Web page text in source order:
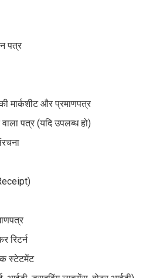
पत्र
मार्कशीट और प्रमाणपत्र
पत्र (यदि उपलब्ध हो)
रिटर्न
स्टेटमेंट